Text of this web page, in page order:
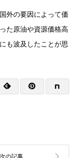
外の要因によって価
た原油や資源価格高
も波及したことが思